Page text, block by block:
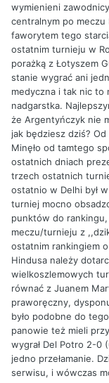
wymienieni
centralnym po meczu
faworytem tego
ostatnim turnieju w
porażką z Łotyszem
stanie wygrać ani
medyczna i tak nic to
nadgarstka.
że Argentyńczyk nie
jak będziesz dziś?
Minęło od tamtego
ostatnich dniach
trzech ostatnich
ostatnio w Delhi był
turniej mocno
punktów do
meczu/turnieju z
ostatnim rankingiem
Hindusa należy
wielkoszlemowych
równać z Juanem
praworęczny,
było podobne do
panowie też mieli
wygrał Del Potro 2-0
jedno przełamanie.
serwisu, i wówczas